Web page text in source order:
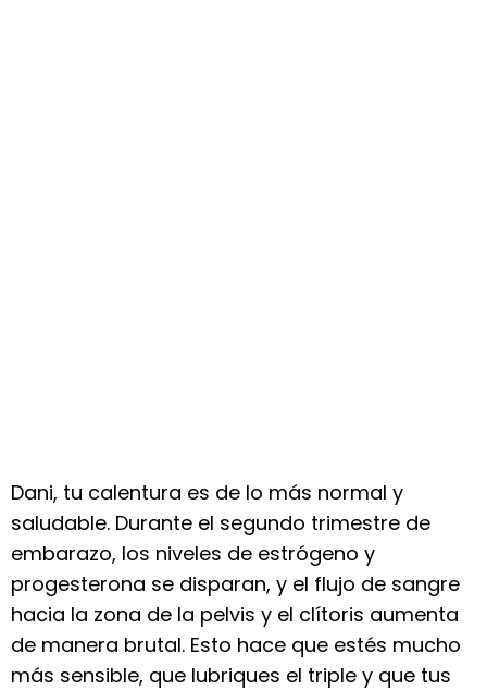
Dani, tu calentura es de lo más normal y
saludable. Durante el segundo trimestre de
embarazo, los niveles de estrógeno y
progesterona se disparan, y el flujo de sangre
hacia la zona de la pelvis y el clítoris aumenta
de manera brutal. Esto hace que estés mucho
más sensible, que lubriques el triple y que tus